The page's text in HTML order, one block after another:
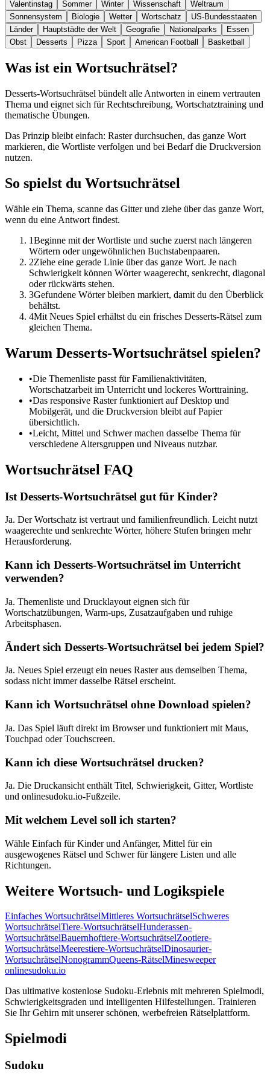
Valentinstag Sommer Winter Wissenschaft
Weltraum
Sonnensystem
Biologie Wetter Wortschatz
US-Bundesstaaten
Länder
Hauptstädte der Welt Geografie Nationalparks
Essen
Obst
Desserts Pizza Sport American Football Basketball
Was ist ein Wortsuchrätsel?
Desserts-Wortsuchrätsel bündelt alle Antworten in einem vertrauten
Thema und eignet sich für Rechtschreibung, Wortschatztraining und
thematische Übungen.
Das Prinzip bleibt einfach: Raster durchsuchen, das ganze Wort
markieren, die Wortliste verfolgen und bei Bedarf die Druckversion
nutzen.
So spielst du Wortsuchrätsel
Wähle ein Thema, scanne das Gitter und ziehe über das ganze Wort,
wenn du eine Antwort findest.
1Beginne mit der Wortliste und suche zuerst nach längeren
Wörtern oder ungewöhnlichen Buchstabenpaaren.
2Ziehe eine gerade Linie über das ganze Wort. Je nach
Schwierigkeit können Wörter waagerecht, senkrecht, diagonal
oder rückwärts stehen.
3Gefundene Wörter bleiben markiert, damit du den Überblick
behältst.
4Mit Neues Spiel erhältst du ein frisches Desserts-Rätsel zum
gleichen Thema.
Warum Desserts-Wortsuchrätsel spielen?
•Die Themenliste passt für Familienaktivitäten,
Wortschatzarbeit im Unterricht und lockeres Worttraining.
•Das responsive Raster funktioniert auf Desktop und
Mobilgerät, und die Druckversion bleibt auf Papier
übersichtlich.
•Leicht, Mittel und Schwer machen dasselbe Thema für
verschiedene Altersgruppen und Niveaus nutzbar.
Wortsuchrätsel FAQ
Ist Desserts-Wortsuchrätsel gut für Kinder?
Ja. Der Wortschatz ist vertraut und familienfreundlich. Leicht nutzt
waagerechte und senkrechte Wörter, höhere Stufen bringen mehr
Herausforderung.
Kann ich Desserts-Wortsuchrätsel im Unterricht
verwenden?
Ja. Themenliste und Drucklayout eignen sich für
Wortschatzübungen, Warm-ups, Zusatzaufgaben und ruhige
Arbeitsphasen.
Ändert sich Desserts-Wortsuchrätsel bei jedem Spiel?
Ja. Neues Spiel erzeugt ein neues Raster aus demselben Thema,
sodass nicht immer dasselbe Rätsel erscheint.
Kann ich Wortsuchrätsel ohne Download spielen?
Ja. Das Spiel läuft direkt im Browser und funktioniert mit Maus,
Touchpad oder Touchscreen.
Kann ich diese Wortsuchrätsel drucken?
Ja. Die Druckansicht enthält Titel, Schwierigkeit, Gitter, Wortliste
und onlinesudoku.io-Fußzeile.
Mit welchem Level soll ich starten?
Wähle Einfach für Kinder und Anfänger, Mittel für ein
ausgewogenes Rätsel und Schwer für längere Listen und alle
Richtungen.
Weitere Wortsuch- und Logikspiele
Einfaches WortsuchrätselMittleres WortsuchrätselSchweres
WortsuchrätselTiere-WortsuchrätselHunderassen-
WortsuchrätselBauernhoftiere-WortsuchrätselZootiere-
WortsuchrätselMeerestiere-WortsuchrätselDinosaurier-
WortsuchrätselNonogrammQueens-RätselMinesweeper
onlinesudoku.io
Das ultimative kostenlose Sudoku-Erlebnis mit mehreren Spielmodi,
Schwierigkeitsgraden und intelligenten Hilfestellungen. Trainieren
Sie Ihr Gehirn mit unserer schönen, werbefreien Rätselplattform.
Spielmodi
Sudoku